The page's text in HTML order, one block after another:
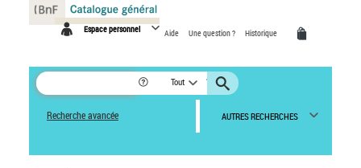
Espace personnel Aide Une question ? Historique
Tout
Recherche avancée AUTRES RECHERCHES
Panneau de gestion des cookies